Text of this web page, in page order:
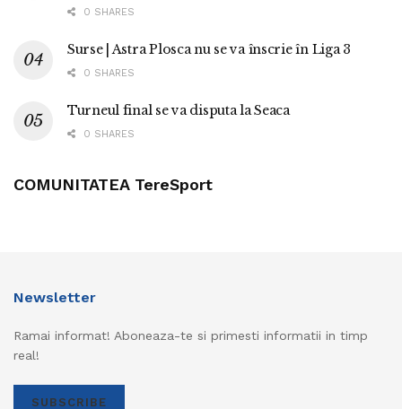
0 SHARES
Surse | Astra Plosca nu se va înscrie în Liga 3
0 SHARES
Turneul final se va disputa la Seaca
0 SHARES
COMUNITATEA TereSport
Newsletter
Ramai informat! Aboneaza-te si primesti informatii in timp
real!
SUBSCRIBE